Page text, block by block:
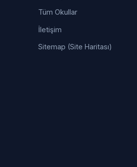
Tüm Okullar
İletişim
Sitemap (Site Haritası)